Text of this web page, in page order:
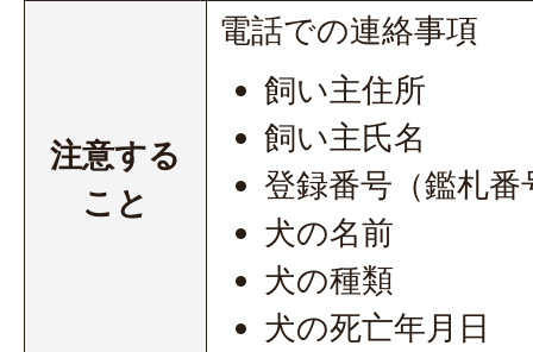
注意する
こと
電話での連絡事項
飼い主住所
飼い主氏名
登録番号（鑑札番
犬の名前
犬の種類
犬の死亡年月日